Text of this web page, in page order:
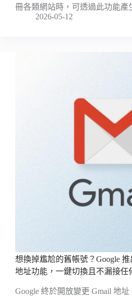
冊各類網站時，可透過此功能
2026-05-12
想換掉尷尬的舊帳號？Google 推
地址功能，一鍵切換且不漏接任
Google 終於開放變更 Gmail 地